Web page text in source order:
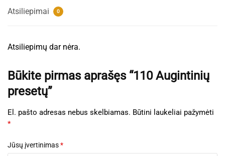
Atsiliepimai 0
Atsiliepimų dar nėra.
Būkite pirmas aprašęs “110 Augintinių
presetų”
El. pašto adresas nebus skelbiamas. Būtini laukeliai pažymėti
*
Jūsų įvertinimas*